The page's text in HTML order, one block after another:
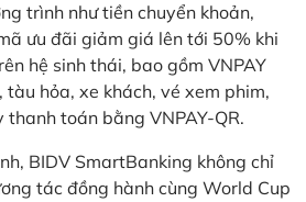
trình như tiền chuyển khoản,
ưu đãi giảm giá lên tới 50% khi
hệ sinh thái, bao gồm VNPAY
hỏa, xe khách, vé xem phim,
thanh toán bằng VNPAY-QR.
BIDV SmartBanking không chỉ
tác đồng hành cùng World Cup